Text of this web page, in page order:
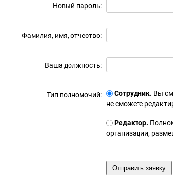
Новый пароль:
Фамилия, имя, отчество:
Ваша должность:
Тип полномочий: Сотрудник. Вы
не сможете
Редактор.
организации,